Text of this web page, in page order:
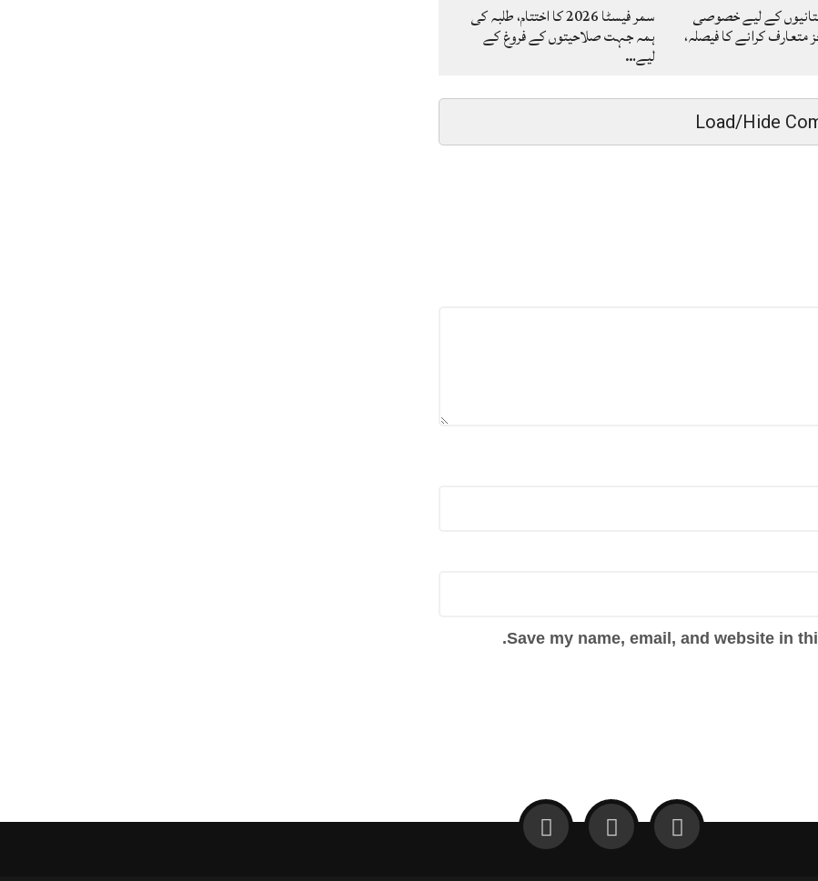
سمر فیسٹا 2026 کا اختتام، طلبہ کی
ہمہ جہت صلاحیتوں کے فروغ کے
لیے…
کے لیے خصوصی
کرانے کا فیصلہ،
Load/Hide
Save my name, email, and website in